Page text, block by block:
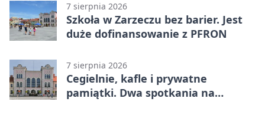
7 sierpnia 2026
Szkoła w Zarzeczu bez barier. Jest
duże dofinansowanie z PFRON
7 sierpnia 2026
Cegielnie, kafle i prywatne
pamiątki. Dwa spotkania na